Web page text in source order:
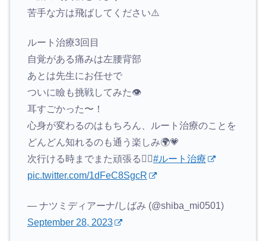
苦手な方は飛ばしてください⚠️
ルート治療3回目
自覚がある痛みは左腰背部
あとは先生にお任せで
ついに瞼も挑戦してみた👁️
耳すごかった〜！
心身が変わるのはもちろん、ルート治療のことを
どんどん知れるのも通う楽しみ🌍💗
次行ける時までまた頑張る❤️‍🔥#ルート治療
pic.twitter.com/1dFeC8SgcR
— ナツミディアーナ/しばみ (@shiba_mi0501)
September 28, 2023